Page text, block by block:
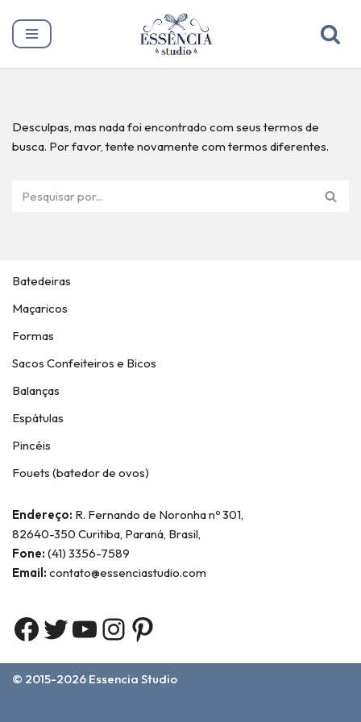
Pular
Desculpas, mas nada foi encontrado com seus termos de
busca. Por favor, tente novamente com termos diferentes.
Batedeiras
Maçaricos
Formas
Sacos Confeiteiros e Bicos
Balanças
Espátulas
Pincéis
Fouets (batedor de ovos)
Endereço: R. Fernando de Noronha nº 301,
82640-350 Curitiba, Paraná, Brasil,
Fone: (41) 3356-7589
Email: contato@essenciastudio.com
© 2015-2026 Essencia Studio